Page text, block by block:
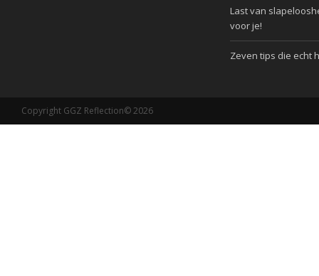
Last van
voor je!
Zeven tips die echt
Copyright GGZ Reflection© 2026